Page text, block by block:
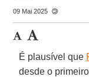
09 Mai 2025
É plausível que
desde o